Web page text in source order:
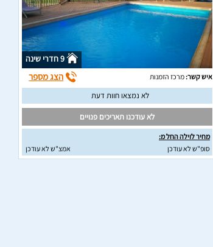
9 חדרי שינה
איש קשר:מרכז הזמנות הצג מספר
לא נמצאו חוות דעת
לא עודכנו תאריכים פנויים
מחיר לוילה החל מ:
סופ"ש לא עודכן
אמצ"ש לא עודכן